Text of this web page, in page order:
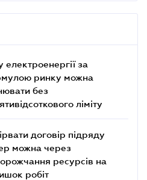
електроенергії за
ринку можна
без
ліміту
договір підряду
можна через
ресурсів на
робіт